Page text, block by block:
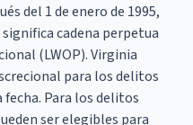
del 1 de enero de 1995,
cadena perpetua
(LWOP). Virginia
para los delitos
Para los delitos
ser elegibles para